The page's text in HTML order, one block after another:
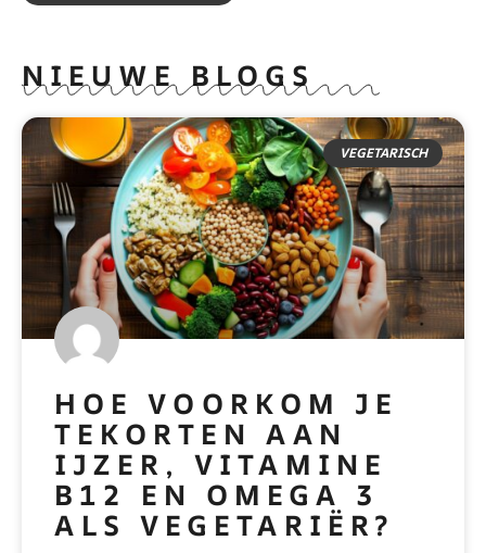
NIEUWE BLOGS
VEGETARISCH
HOE VOORKOM JE
TEKORTEN AAN
IJZER, VITAMINE
B12 EN OMEGA 3
ALS VEGETARIËR?